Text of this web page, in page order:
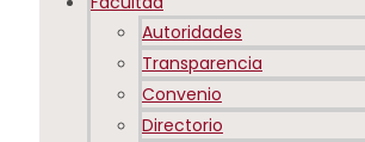
Autoridades
Transparencia
Convenio
Directorio